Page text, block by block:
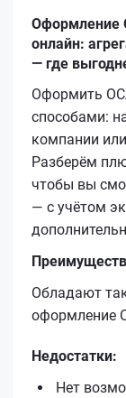
Оформление
онлайн:
— где
Оформить
способами:
компании
Разберём
чтобы вы
— с учётом
Обладают
оформление
Недостатки:
Нет